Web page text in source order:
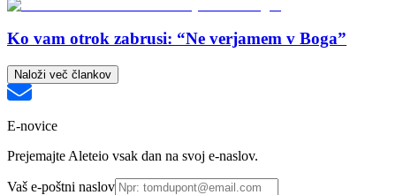
Ko vam otrok zabrusi: “Ne verjamem v Boga”
Naloži več člankov
E-novice
Prejemajte Aleteio vsak dan na svoj e-naslov.
Vaš e-poštni naslov